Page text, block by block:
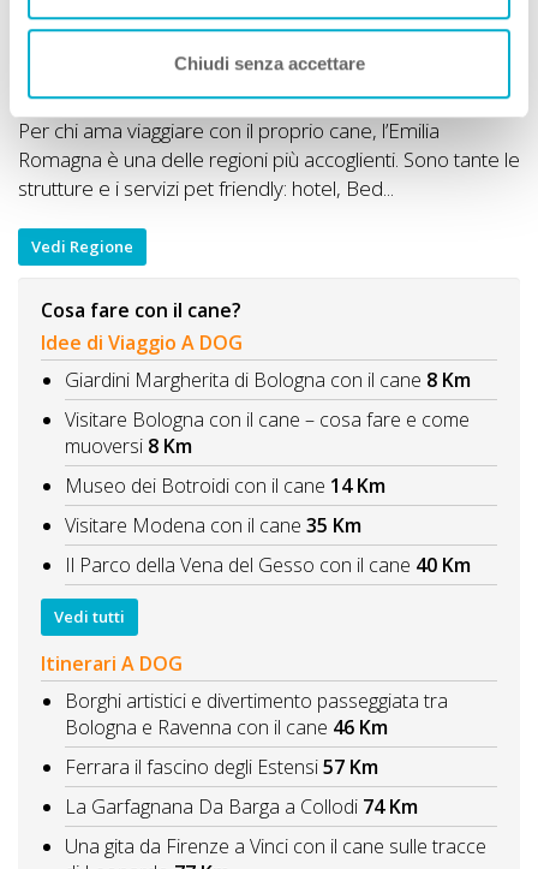
Chiudi senza accettare
Per chi ama viaggiare con il proprio cane, l’Emilia
Romagna è una delle regioni più accoglienti. Sono tante le
strutture e i servizi pet friendly: hotel, Bed...
Vedi Regione
Cosa fare con il cane?
Idee di Viaggio A DOG
Giardini Margherita di Bologna con il cane 8 Km
Visitare Bologna con il cane – cosa fare e come
muoversi 8 Km
Museo dei Botroidi con il cane 14 Km
Visitare Modena con il cane 35 Km
Il Parco della Vena del Gesso con il cane 40 Km
Vedi tutti
Itinerari A DOG
Borghi artistici e divertimento passeggiata tra
Bologna e Ravenna con il cane 46 Km
Ferrara il fascino degli Estensi57 Km
La Garfagnana Da Barga a Collodi 74 Km
Una gita da Firenze a Vinci con il cane sulle tracce